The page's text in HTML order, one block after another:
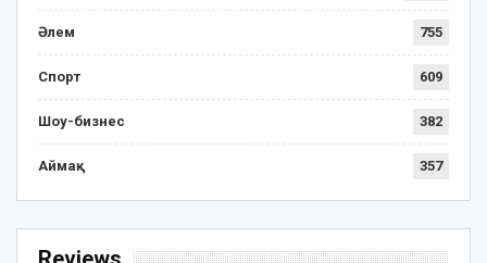
Әлем 755
Спорт 609
Шоу-бизнес 382
Аймақ 357